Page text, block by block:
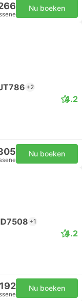
Nu boeken
+2
4.2
Nu boeken
+1
4.2
Nu boeken